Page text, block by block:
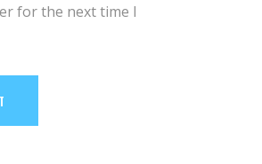
for the next time I